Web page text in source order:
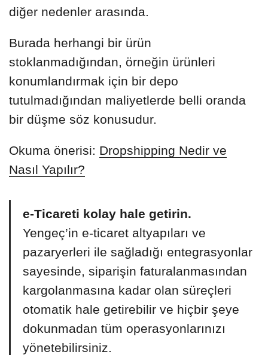
diğer nedenler arasında.
Burada herhangi bir ürün
stoklanmadığından, örneğin ürünleri
konumlandırmak için bir depo
tutulmadığından maliyetlerde belli oranda
bir düşme söz konusudur.
Okuma önerisi: Dropshipping Nedir ve
Nasıl Yapılır?
e-Ticareti kolay hale getirin.
Yengeç’in e-ticaret altyapıları ve
pazaryerleri ile sağladığı entegrasyonlar
sayesinde, siparişin faturalanmasından
kargolanmasına kadar olan süreçleri
otomatik hale getirebilir ve hiçbir şeye
dokunmadan tüm operasyonlarınızı
yönetebilirsiniz.